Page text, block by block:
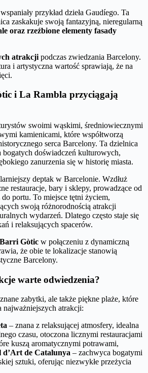
przykład dzieła Gaudíego. Ta
zaskakuje swoją fantazyjną, nieregularną
oraz rzeźbione elementy fasady
atrakcji podczas zwiedzania Barcelony.
i artystyczna wartość sprawiają, że na
i La Rambla przyciągają
swoimi wąskimi, średniowiecznymi
kamienicami, które współtworzą
serca Barcelony. Ta dzielnica
bogatych doświadczeń kulturowych,
zanurzenia się w historię miasta.
deptak w Barcelonie. Wzdłuż
restauracje, bary i sklepy, prowadzące od
portu. To miejsce tętni życiem,
swoją różnorodnością atrakcji
wydarzeń. Dlatego często staje się
i relaksujących spacerów.
Barri Gòtic w połączeniu z dynamiczną
że obie te lokalizacje stanowią
Barcelony.
warte odwiedzenia?
zabytki, ale także piękne plaże, które
atrakcji:
– znana z relaksującej atmosfery, idealna
czasu, otoczona licznymi restauracjami
kuszą aromatycznymi potrawami,
d’Art de Catalunya – zachwyca bogatymi
sztuki, oferując niezwykłe przeżycia